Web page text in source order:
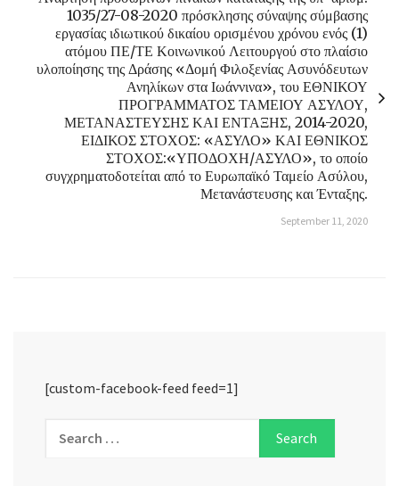
1035/27-08-2020 πρόσκλησης σύναψης σύμβασης
εργασίας ιδιωτικού δικαίου ορισμένου χρόνου ενός (1)
ατόμου ΠΕ/ΤΕ Κοινωνικού Λειτουργού στο πλαίσιο
υλοποίησης της Δράσης «Δομή Φιλοξενίας Ασυνόδευτων
Ανηλίκων στα Ιωάννινα», του ΕΘΝΙΚΟΥ
ΠΡΟΓΡΑΜΜΑΤΟΣ ΤΑΜΕΙΟΥ ΑΣΥΛΟΥ,
ΜΕΤΑΝΑΣΤΕΥΣΗΣ ΚΑΙ ΕΝΤΑΞΗΣ, 2014-2020,
ΕΙΔΙΚΟΣ ΣΤΟΧΟΣ: «ΑΣΥΛΟ» ΚΑΙ ΕΘΝΙΚΟΣ
ΣΤΟΧΟΣ:«ΥΠΟΔΟΧΗ/ΑΣΥΛΟ», το οποίο
συγχρηματοδοτείται από το Ευρωπαϊκό Ταμείο Ασύλου,
Μετανάστευσης και Ένταξης.
September 11, 2020
[custom-facebook-feed feed=1]